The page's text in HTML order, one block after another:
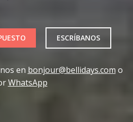
ESCRÍBANOS
en bonjour@bellidays.com o
WhatsApp